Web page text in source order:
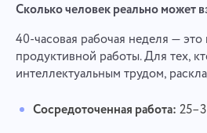
Сколько человек реально может
40-часовая рабочая неделя — это
продуктивной работы. Для тех,
интеллектуальным трудом,
Сосредоточенная работа: